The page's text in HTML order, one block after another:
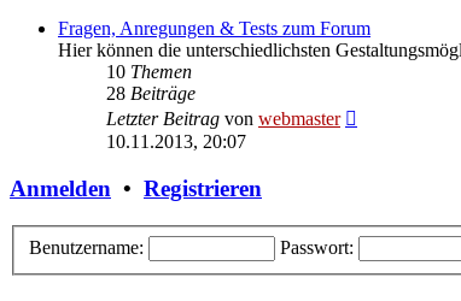
Fragen, Anregungen & Tests zum Forum
Hier können die unterschiedlichsten
10 Themen
28 Beiträge
Letzter Beitrag von webmaster
10.11.2013, 20:07
Anmelden • Registrieren
Benutzername: Passwort: